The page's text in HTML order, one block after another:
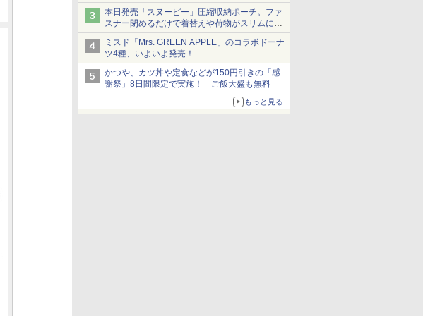
本日発売「スヌーピー」圧縮収納ポーチ。ファ
スナー閉めるだけで着替えや荷物がスリムにま
とまる
ミスド「Mrs. GREEN APPLE」のコラボドーナ
ツ4種、いよいよ発売！
かつや、カツ丼や定食などが150円引きの「感
謝祭」8日間限定で実施！ ご飯大盛も無料
もっと見る